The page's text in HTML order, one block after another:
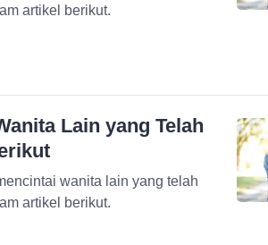
artikel berikut.
Lain yang Telah
wanita lain yang telah
artikel berikut.